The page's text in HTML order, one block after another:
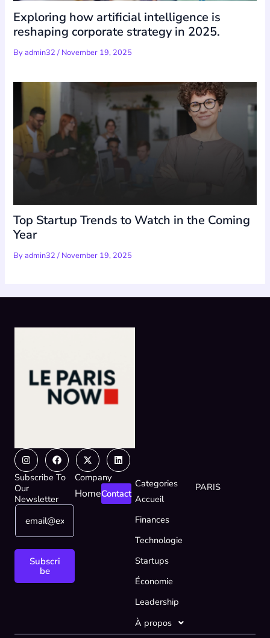
Exploring how artificial intelligence is
reshaping corporate strategy in 2025.
Byadmin32/ November 19, 2025
Top Startup Trends to Watch in the Coming
Year
Byadmin32/ November 19, 2025
InstagramFacebook
X-
twitter
Linkedin
Subscribe To
Our
Newsletter
*
m
E
E
a
Subscri
be
Company
HomeContact
Categories
Accueil
Finances
Technologie
Startups
Économie
Leadership
À propos
PARIS